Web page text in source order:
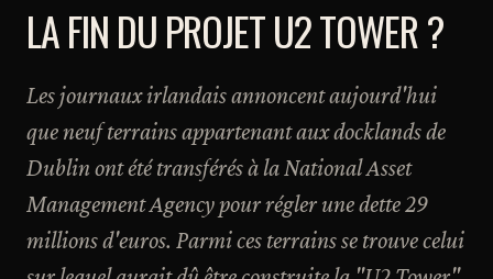
LA FIN DU PROJET U2 TOWER ?
Les journaux irlandais annoncent aujourd'hui
que neuf terrains appartenant aux docklands de
Dublin ont été transférés à la National Asset
Management Agency pour régler une dette 29
millions d'euros. Parmi ces terrains se trouve celui